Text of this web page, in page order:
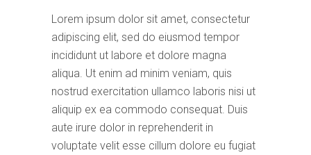
Lorem ipsum dolor sit amet, consectetur
adipiscing elit, sed do eiusmod tempor
incididunt ut labore et dolore magna
aliqua. Ut enim ad minim veniam, quis
nostrud exercitation ullamco laboris nisi ut
aliquip ex ea commodo consequat. Duis
aute irure dolor in reprehenderit in
voluptate velit esse cillum dolore eu fugiat